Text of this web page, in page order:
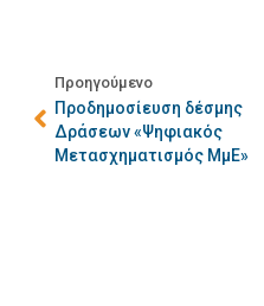
Προηγούμενο
Προδημοσίευση δέσμης
Δράσεων «Ψηφιακός
Μετασχηματισμός ΜμΕ»